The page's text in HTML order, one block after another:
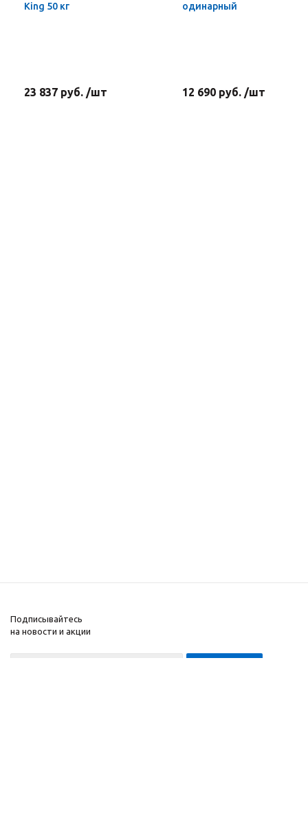
King 50 кг
23 837 руб. /шт
одинарный
12 690 руб. /шт
Подписывайтесь
на новости и акции